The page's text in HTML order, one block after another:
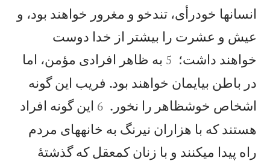
انسانها خودرأی، تندخو و مغرور خواهند بود، و
عيش و عشرت را بيشتر از خدا دوست
خواهند داشت؛ 

5 به ظاهر افرادی مؤمن، اما
در باطن بیايمان خواهند بود. فريب اين گونه
اشخاص خوشظاهر را نخور. 

6 اين گونه افراد
هستند كه با هزاران نيرنگ به خانههای مردم
راه پيدا میكنند و با زنان كمعقل كه گذشتهٔ